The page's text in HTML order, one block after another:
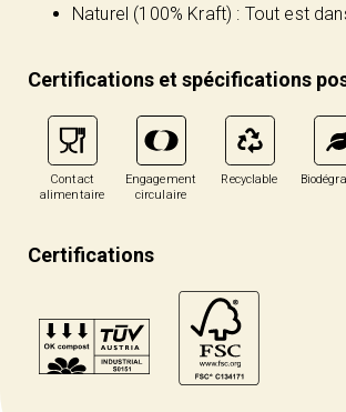
Naturel (100% Kraft) : Tout est
Certifications et spécifications
Contact
alimentaire
Engagement
circulaire
Recyclable
Certifications